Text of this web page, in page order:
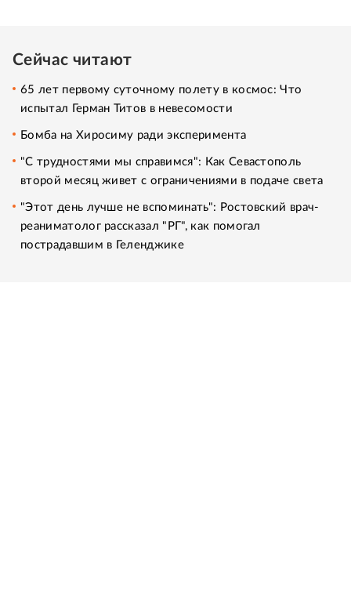
Сейчас читают
65 лет первому суточному полету в космос: Что
испытал Герман Титов в невесомости
Бомба на Хиросиму ради эксперимента
"С трудностями мы справимся": Как Севастополь
второй месяц живет с ограничениями в подаче света
"Этот день лучше не вспоминать": Ростовский врач-
реаниматолог рассказал "РГ", как помогал
пострадавшим в Геленджике